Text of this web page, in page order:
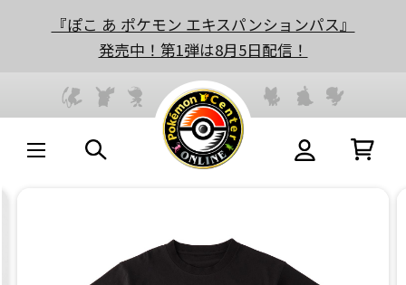
『ぽこ あ ポケモン エキスパンションパス』
発売中！第1弾は8月5日配信！